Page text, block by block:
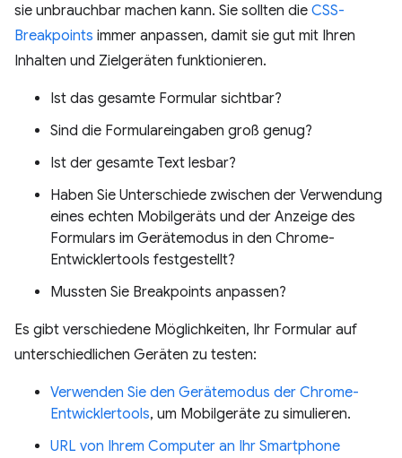
sie unbrauchbar machen kann. Sie sollten die CSS-
Breakpoints immer anpassen, damit sie gut mit Ihren
Inhalten und Zielgeräten funktionieren.
Ist das gesamte Formular sichtbar?
Sind die Formulareingaben groß genug?
Ist der gesamte Text lesbar?
Haben Sie Unterschiede zwischen der Verwendung
eines echten Mobilgeräts und der Anzeige des
Formulars im Gerätemodus in den Chrome-
Entwicklertools festgestellt?
Mussten Sie Breakpoints anpassen?
Es gibt verschiedene Möglichkeiten, Ihr Formular auf
unterschiedlichen Geräten zu testen:
Verwenden Sie den Gerätemodus der Chrome-
Entwicklertools, um Mobilgeräte zu simulieren.
URL von Ihrem Computer an Ihr Smartphone